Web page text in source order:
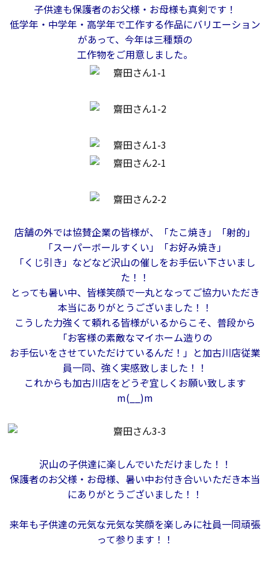
スタッフ紹介
採用情報
設計・施工品質管理
検査・アフターメンテナンス
家づくりのスケジュール
よくあるご質問 店舗紹介
サイトマップ
MENU
子供達も保護者のお父様・お母様も真剣です！
低学年・中学年・高学年で工作する作品にバリエーション
があって、今年は三種類の
工作物をご用意しました。
店舗の外では協賛企業の皆様が、「たこ焼き」「射的」
「スーパーボールすくい」「お好み焼き」
「くじ引き」などなど沢山の催しをお手伝い下さいまし
た！！
とっても暑い中、皆様笑顔で一丸となってご協力いただき
本当にありがとうございました！！
こうした力強くて頼れる皆様がいるからこそ、普段から
「お客様の素敵なマイホーム造りの
お手伝いをさせていただけているんだ！」と加古川店従業
員一同、強く実感致しました！！
これからも加古川店をどうぞ宜しくお願い致します
m(__)m
沢山の子供達に楽しんでいただけました！！
保護者のお父様・お母様、暑い中お付き合いいただき本当
にありがとうございました！！
来年も子供達の元気な元気な笑顔を楽しみに社員一同頑張
って参ります！！